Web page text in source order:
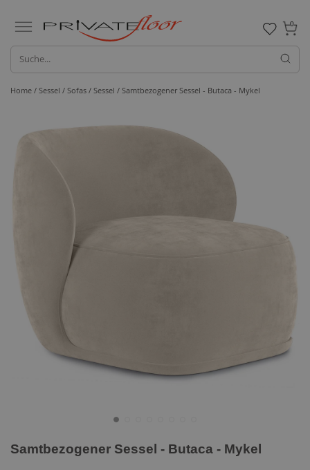
0
Home / Sessel / Sofas / Sessel / Samtbezogener Sessel - Butaca - Mykel
Samtbezogener Sessel - Butaca - Mykel